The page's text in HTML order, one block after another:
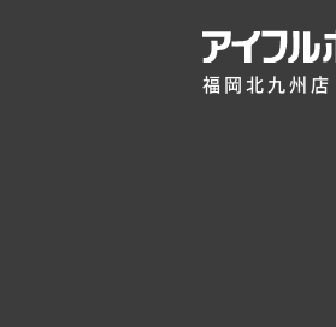
福岡北九州店